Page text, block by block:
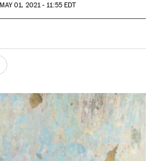
MAY01, 2021 - 11:55EDT
Sociales